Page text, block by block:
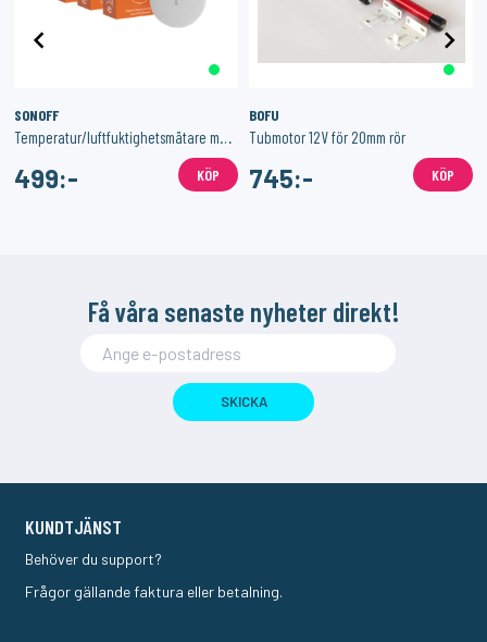
SONOFF
Temperatur/luftfuktighetsmätare med Zigbee 3-Pack
499:- KÖP
BOFU
Tubmotor 12V för 20mm rör
745:- KÖP
Få våra senaste nyheter direkt!
SKICKA
KUNDTJÄNST
Behöver du support?
Frågor gällande faktura eller betalning.